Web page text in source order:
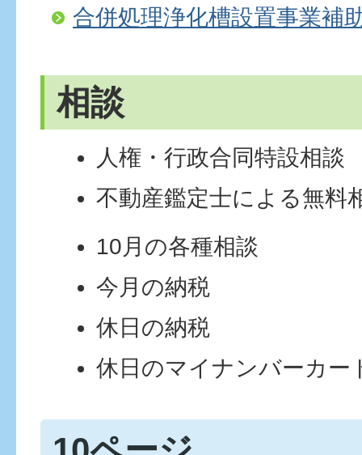
合併処理浄化槽設置事業補
相談
人権・行政合同特設相談
不動産鑑定士による無料
10月の各種相談
今月の納税
休日の納税
休日のマイナンバーカー